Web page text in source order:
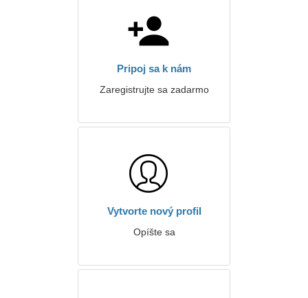
Pripoj sa k nám
Zaregistrujte sa zadarmo
Vytvorte nový profil
Opíšte sa